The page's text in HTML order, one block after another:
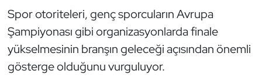
Spor otoriteleri, genç sporcuların Avrupa
Şampiyonası gibi organizasyonlarda finale
yükselmesinin branşın geleceği açısından önemli
gösterge olduğunu vurguluyor.
Paralimpik
Ragbi
Satranç